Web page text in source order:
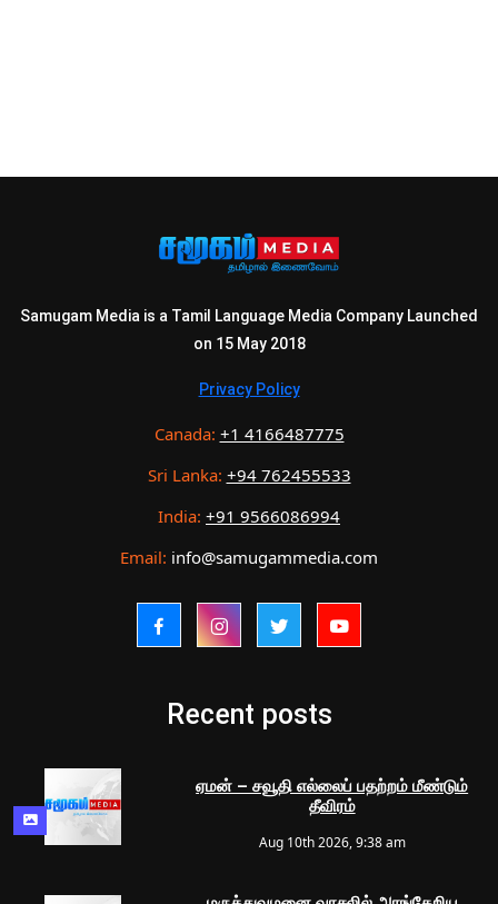
Samugam Media is a Tamil Language Media Company Launched
on 15 May 2018
Privacy Policy
Canada: +1 4166487775
Sri Lanka: +94 762455533
India: +91 9566086994
Email: info@samugammedia.com
Recent posts
ஏமன் – சவூதி எல்லைப் பதற்றம் மீண்டும்
தீவிரம்
Aug 10th 2026, 9:38 am